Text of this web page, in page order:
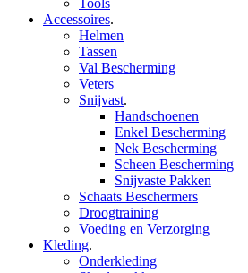
Accessoires.
Helmen
Tassen
Val Bescherming
Veters
Snijvast.
Handschoenen
Enkel Bescherming
Nek Bescherming
Scheen Bescherming
Snijvaste Pakken
Schaats Beschermers
Droogtraining
Voeding en Verzorging
Kleding.
Onderkleding